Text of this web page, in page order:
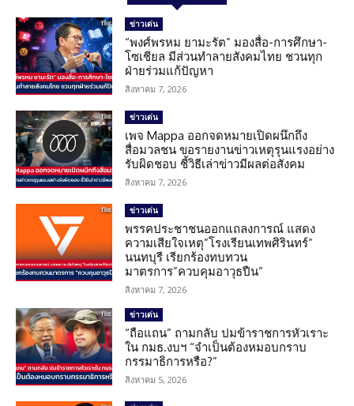
ข่าวเด่น
“พงศ์พรหม ยามะรัต” มองสื่อ-การศึกษา-
โซเชียล มีส่วนทำลายสังคมไทย ชวนทุก
ฝ่ายร่วมแก้ปัญหา
สิงหาคม 7, 2026
ข่าวเด่น
เพจ Mappa ออกจดหมายเปิดผนึกถึง
สื่อมวลชน ขอรายงานข่าวเหตุรุนแรงอย่าง
รับผิดชอบ ชี้วิธีเล่าข่าวมีผลต่อสังคม
สิงหาคม 7, 2026
ข่าวเด่น
พรรคประชาชนออกแถลงการณ์ แสดง
ความเสียใจเหตุ”โรงเรียนเทพศิรินทร์”
นนทบุรี เรียกร้องทบทวน
มาตรการ”ควบคุมอาวุธปืน”
สิงหาคม 7, 2026
ข่าวเด่น
“ถือแถน” ถามกลับ ปมข้าราชการหัวเราะ
ใน กมธ.งบฯ “จำเป็นต้องหมอบกราบ
กรรมาธิการหรือ?”
สิงหาคม 5, 2026